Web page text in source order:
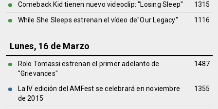
Comeback Kid tienen nuevo videoclip: "Losing Sleep"
1315
While She Sleeps estrenan el vídeo de"Our Legacy"
1116
Lunes, 16 de Marzo
Rolo Tomassi estrenan el primer adelanto de
"Grievances"
1487
La IV edición del AMFest se celebrará en noviembre
de 2015
1355